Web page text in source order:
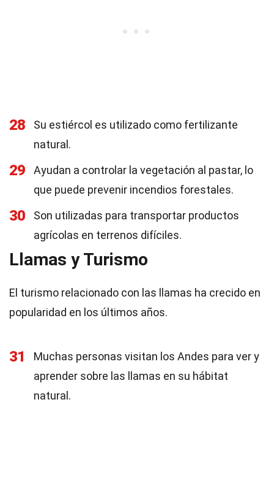
28
Su estiércol es utilizado como fertilizante
natural.
29
Ayudan a controlar la vegetación al pastar, lo
que puede prevenir incendios forestales.
30
Son utilizadas para transportar productos
agrícolas en terrenos difíciles.
Llamas y Turismo
El turismo relacionado con las llamas ha crecido en
popularidad en los últimos años.
31
Muchas personas visitan los Andes para ver y
aprender sobre las llamas en su hábitat
natural.